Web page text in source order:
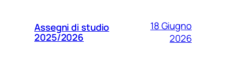
Assegni di studio
2025/2026
18 Giugno
2026